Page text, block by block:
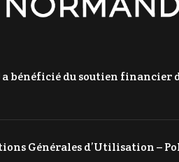
a bénéficié du soutien financier
Générales d’Utilisation–